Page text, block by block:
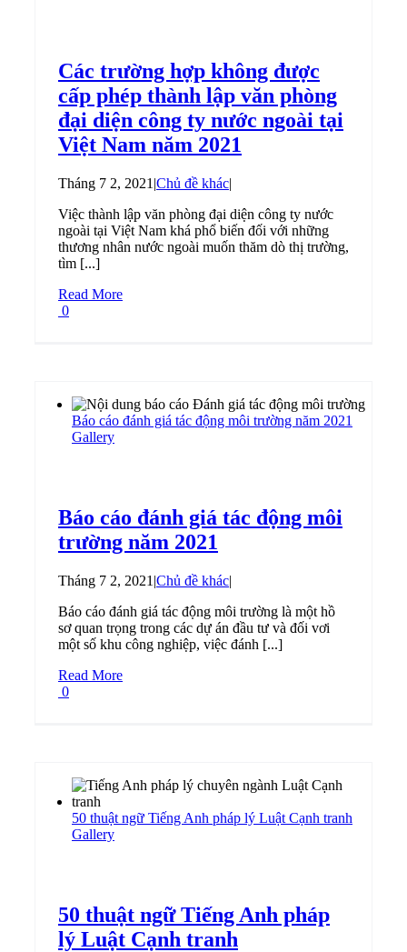
Các trường hợp không được
cấp phép thành lập văn phòng
đại diện công ty nước ngoài tại
Việt Nam năm 2021
Tháng 7 2, 2021 |Chủ đề khác|
Việc thành lập văn phòng đại diện công ty nước
ngoài tại Việt Nam khá phổ biến đối với những
thương nhân nước ngoài muốn thăm dò thị trường,
tìm [...]
Read More
0
Báo cáo đánh giá tác động môi trường năm 2021
Gallery
Báo cáo đánh giá tác động môi
trường năm 2021
Tháng 7 2, 2021 |Chủ đề khác|
Báo cáo đánh giá tác động môi trường là một hồ
sơ quan trọng trong các dự án đầu tư và đối vơi
một số khu công nghiệp, việc đánh [...]
Read More
0
50 thuật ngữ Tiếng Anh pháp lý Luật Cạnh tranh
Gallery
50 thuật ngữ Tiếng Anh pháp
lý Luật Cạnh tranh